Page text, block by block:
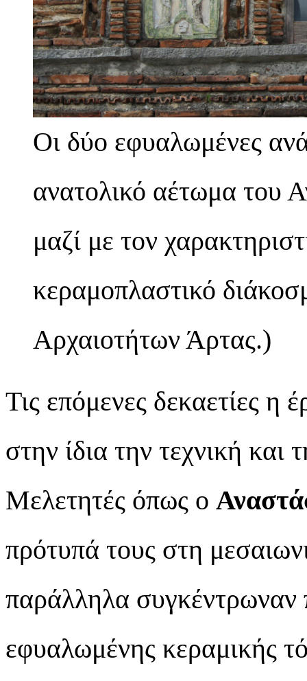
Οι δύο εφυαλωμένες
ανατολικό αέτωμα του
μαζί με τον
κεραμοπλαστικό
Αρχαιοτήτων Άρτας.)
Τις επόμενες δεκαετίες η
στην ίδια την τεχνική και
Μελετητές όπως ο
πρότυπά τους στη
παράλληλα συγκέντρωναν
εφυαλωμένης κεραμικής